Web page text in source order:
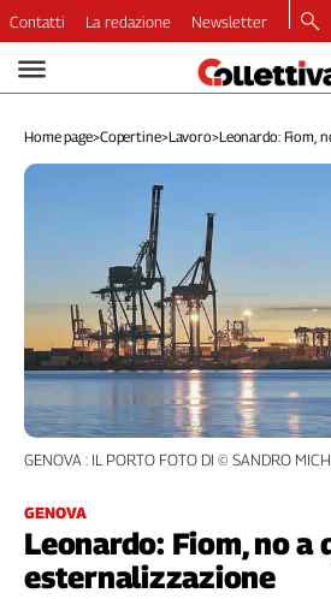
Video
Dirette
Longform
Ambiente
Welfare
Internazionale
Culture
Categorie
Filcams
Filctem
Contatti La redazione Newsletter
Home page>Copertine>Lavoro>Leonardo: Fiom,
GENOVA
Leonardo: Fiom, no a
esternalizzazione
GENOVA : IL PORTO FOTO DI © SANDRO